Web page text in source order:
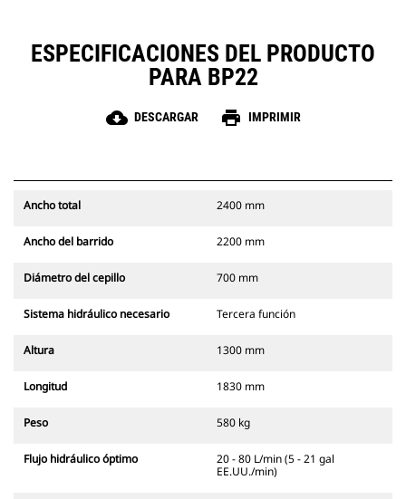
ESPECIFICACIONES DEL PRODUCTO
PARA BP22
cloud_download DESCARGAR print IMPRIMIR
Ancho total 2400 mm
Ancho del barrido 2200 mm
Diámetro del cepillo 700 mm
Sistema hidráulico necesario Tercera función
Altura 1300 mm
Longitud 1830 mm
Peso 580 kg
Flujo hidráulico óptimo
20 - 80 L/min (5 - 21 gal
EE.UU./min)